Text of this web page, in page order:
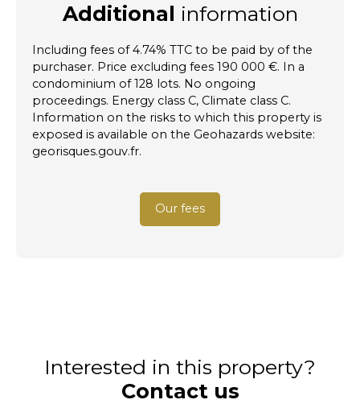
Additional information
Including fees of 4.74% TTC to be paid by of the
purchaser. Price excluding fees 190 000 €. In a
condominium of 128 lots. No ongoing
proceedings. Energy class C, Climate class C.
Information on the risks to which this property is
exposed is available on the Geohazards website:
georisques.gouv.fr.
Our fees
Interested in this property?
Contact us